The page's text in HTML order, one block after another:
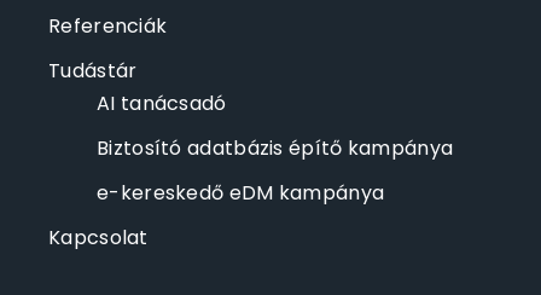
Referenciák
Tudástár
AI tanácsadó
Biztosító adatbázis építő kampánya
e-kereskedő eDM kampánya
Kapcsolat